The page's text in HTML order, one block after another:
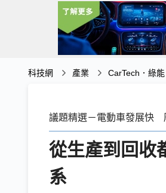
科技網 產業 CarTech．綠能
議題精選－電動車發展快
從生產到回
系